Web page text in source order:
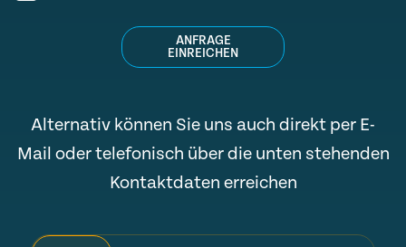
ANFRAGE
EINREICHEN
Alternativ können Sie uns auch direkt per E-
Mail oder telefonisch über die unten stehenden
Kontaktdaten erreichen